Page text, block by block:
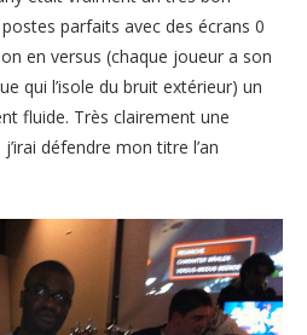
parfaits avec des écrans 0
en versus (chaque joueur a son
qui l’isole du bruit extérieur) un
fluide. Très clairement une
défendre mon titre l’an